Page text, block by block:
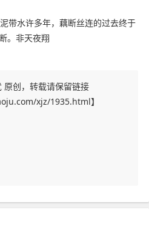
带水许多年，藕断丝连的过去终于
。非天夜翔
原创，转载请保留链接
xjz/1935.html】